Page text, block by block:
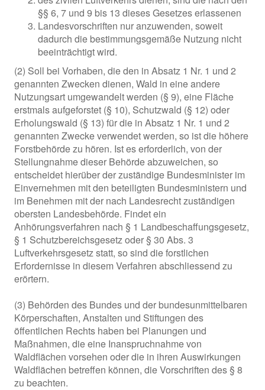
§§ 6, 7 und 9 bis 13 dieses Gesetzes erlassenen
Landesvorschriften nur anzuwenden, soweit
dadurch die bestimmungsgemäße Nutzung nicht
beeinträchtigt wird.
(2) Soll bei Vorhaben, die den in Absatz 1 Nr. 1 und 2
genannten Zwecken dienen, Wald in eine andere
Nutzungsart umgewandelt werden (§ 9), eine Fläche
erstmals aufgeforstet (§ 10), Schutzwald (§ 12) oder
Erholungswald (§ 13) für die in Absatz 1 Nr. 1 und 2
genannten Zwecke verwendet werden, so ist die höhere
Forstbehörde zu hören. Ist es erforderlich, von der
Stellungnahme dieser Behörde abzuweichen, so
entscheidet hierüber der zuständige Bundesminister im
Einvernehmen mit den beteiligten Bundesministern und
im Benehmen mit der nach Landesrecht zuständigen
obersten Landesbehörde. Findet ein
Anhörungsverfahren nach § 1 Landbeschaffungsgesetz,
§ 1 Schutzbereichsgesetz oder § 30 Abs. 3
Luftverkehrsgesetz statt, so sind die forstlichen
Erfordernisse in diesem Verfahren abschliessend zu
erörtern.
(3) Behörden des Bundes und der bundesunmittelbaren
Körperschaften, Anstalten und Stiftungen des
öffentlichen Rechts haben bei Planungen und
Maßnahmen, die eine Inanspruchnahme von
Waldflächen vorsehen oder die in ihren Auswirkungen
Waldflächen betreffen können, die Vorschriften des § 8
zu beachten.